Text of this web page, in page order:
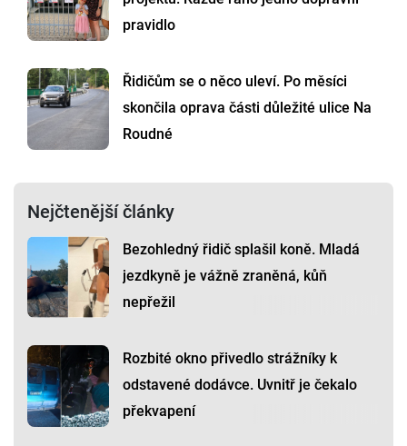
pravidlo
Řidičům se o něco uleví. Po měsíci
skončila oprava části důležité ulice Na
Roudné
Nejčtenější články
Bezohledný řidič splašil koně. Mladá
jezdkyně je vážně zraněná, kůň
nepřežil
Rozbité okno přivedlo strážníky k
odstavené dodávce. Uvnitř je čekalo
překvapení